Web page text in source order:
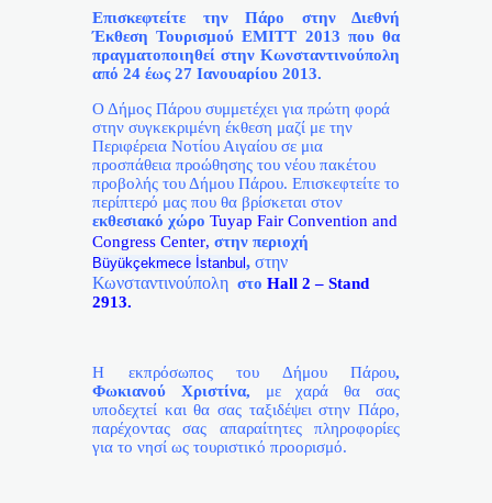
Επισκεφτείτε την Πάρο στην Διεθνή
Έκθεση ΤουρισμούEMITT 2013 που θα
πραγματοποιηθεί στην Κωνσταντινούπολη
από 24 έως 27 Ιανουαρίου 2013.
Ο Δήμος Πάρου συμμετέχει για πρώτη φορά
στην συγκεκριμένη έκθεση μαζί με την
Περιφέρεια Νοτίου Αιγαίου σε μια
προσπάθεια προώθησης του νέου πακέτου
προβολής του Δήμου Πάρου. Επισκεφτείτε το
περίπτερό μας που θα βρίσκεται στον
εκθεσιακό χώρο Tuyap Fair Convention and
Congress Center, στην περιοχή
Büyükçekmece İstanbul , στην
Κωνσταντινούπολη στο Hall 2 – Stand
2913.
H εκπρόσωπος του Δήμου Πάρου,
Φωκιανού Χριστίνα, με χαρά θα σας
υποδεχτεί και θα σας ταξιδέψει στην Πάρο,
παρέχοντας σας απαραίτητες πληροφορίες
για το νησί ως τουριστικό προορισμό.